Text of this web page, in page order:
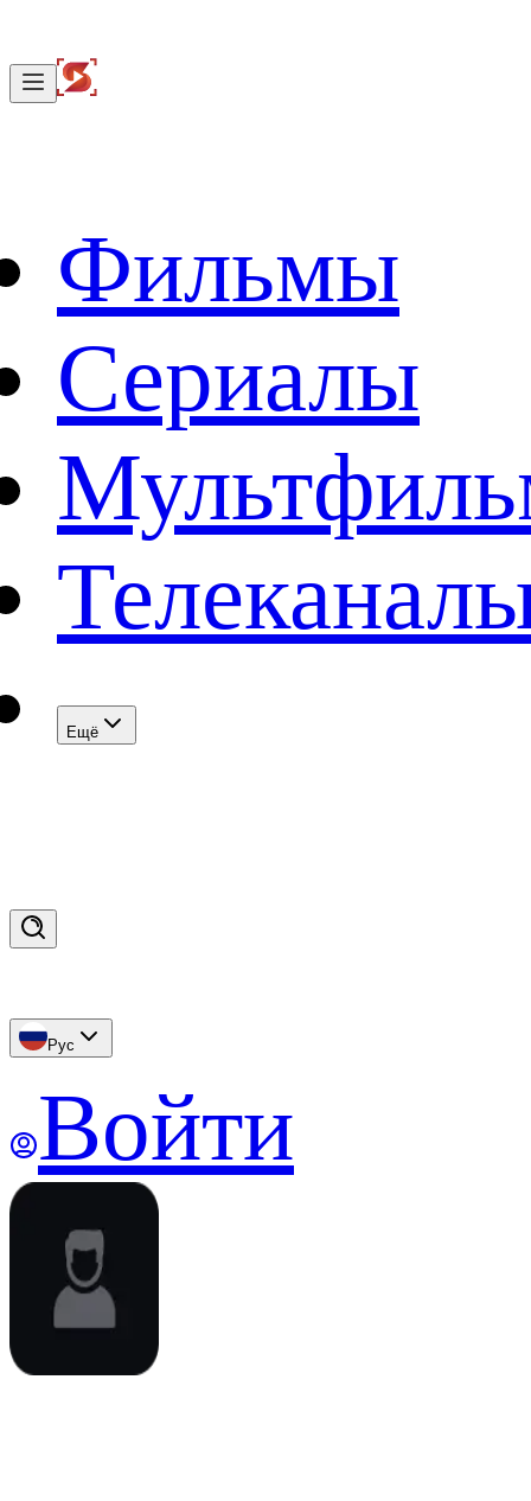
Фильмы
Сериалы
Eщё
Рус
Войти